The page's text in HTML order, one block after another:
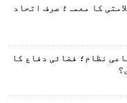
کا معمہ؛ صرف اتحاد
نظام؛ فضائی دفاع کا